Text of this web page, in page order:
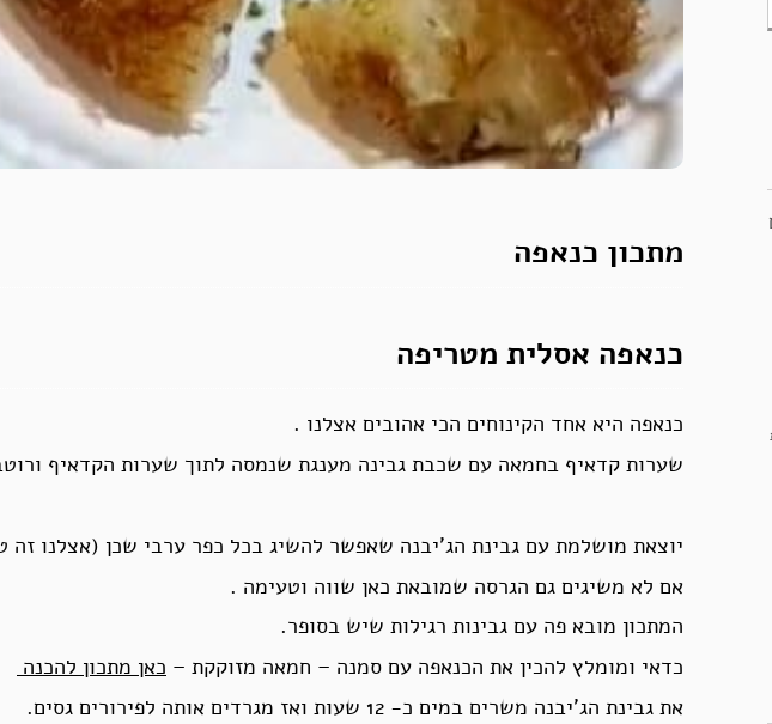
מתכון כנאפה
כנאפה אסלית מטריפה
כנאפה היא אחד הקינוחים הכי אהובים אצלנו .
שערות קדאיף בחמאה עם שכבת גבינה מענגת שנמסה לתוך שערות הקדאיף
יוצאת מושלמת עם גבינת הג’יבנה שאפשר להשיג בכל כפר ערבי שכן (אצלנו זה
אם לא משיגים גם הגרסה שמובאת כאן שווה וטעימה .
המתכון מובא פה עם גבינות רגילות שיש בסופר.
כדאי ומומלץ להכין את הכנאפה עם סמנה – חמאה מזוקקת – כאן מתכון להכנה
את גבינת הג’יבנה משרים במים כ- 12 שעות ואז מגרדים אותה לפירורים גסים.